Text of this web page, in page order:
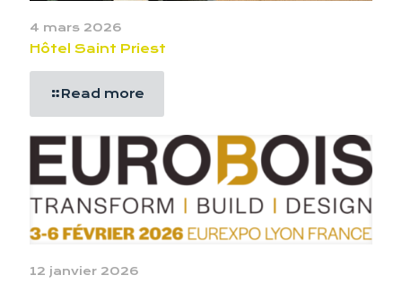
4 mars 2026
Hôtel Saint Priest
Read more
12 janvier 2026